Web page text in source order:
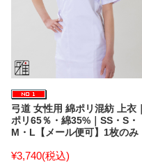
弓道 女性用 綿ポリ混紡 上衣｜
ポリ65％・綿35%｜SS・S・
M・L【メール便可】1枚のみ
¥3,740(税込)